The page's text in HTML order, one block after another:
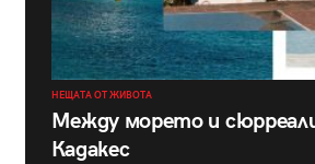
НЕЩАТА ОТ ЖИВОТА
Между морето и
Кадакес